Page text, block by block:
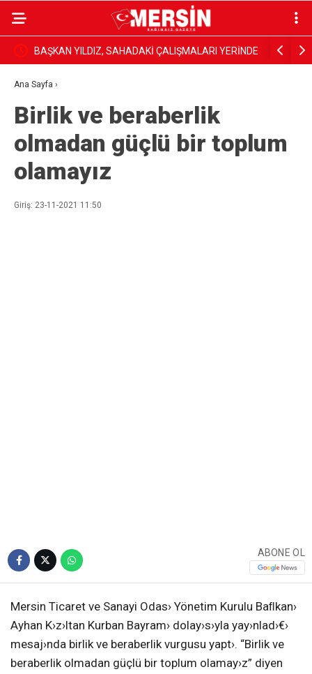
BAŞKAN YILDIZ, SAHADAKİ ÇALIŞMALARI YERİNDE
İNCELEDİ
Dim,
Ana Sayfa ›
Birlik ve beraberlik
olmadan güçlü bir toplum
olamayız
Giriş: 23-11-2021 11:50
ABONE OL
Mersin Ticaret ve Sanayi Odas› Yönetim Kurulu Baﬂkan›
Ayhan K›z›ltan Kurban Bayram› dolay›s›yla yay›nlad›€›
mesaj›nda birlik ve beraberlik vurgusu yapt›. “Birlik ve
beraberlik olmadan güçlü bir toplum olamay›z” diyen